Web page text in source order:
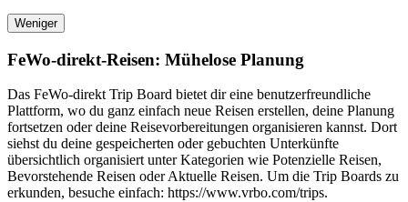
Weniger
FeWo-direkt-Reisen: Mühelose Planung
Das FeWo-direkt Trip Board bietet dir eine benutzerfreundliche
Plattform, wo du ganz einfach neue Reisen erstellen, deine Planung
fortsetzen oder deine Reisevorbereitungen organisieren kannst. Dort
siehst du deine gespeicherten oder gebuchten Unterkünfte
übersichtlich organisiert unter Kategorien wie Potenzielle Reisen,
Bevorstehende Reisen oder Aktuelle Reisen. Um die Trip Boards zu
erkunden, besuche einfach: https://www.vrbo.com/trips.